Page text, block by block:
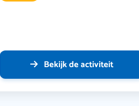
Bekijk de activiteit